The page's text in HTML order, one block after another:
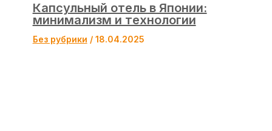
Капсульный отель в Японии:
минимализм и технологии
Без рубрики / 18.04.2025